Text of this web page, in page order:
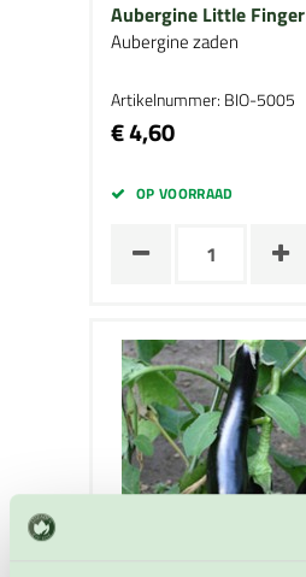
Aubergine Little Finger
Aubergine zaden
Artikelnummer: BIO-5005
€ 4,60
OP VOORRAAD